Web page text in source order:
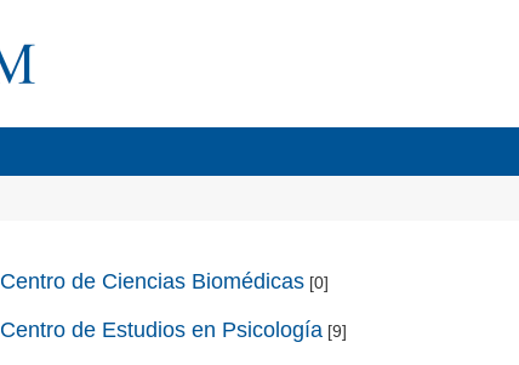
Centro de Ciencias Biomédicas[0]
Centro de Estudios en Psicología[9]